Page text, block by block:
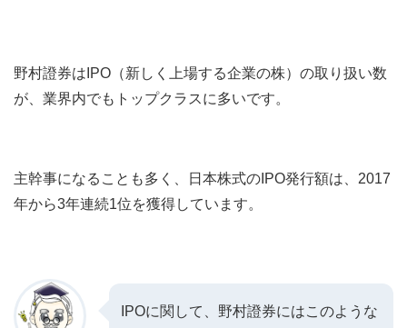
野村證券はIPO（新しく上場する企業の株）の取り扱い数
が、業界内でもトップクラスに多いです。
主幹事になることも多く、日本株式のIPO発行額は、2017
年から3年連続1位を獲得しています。
IPOに関して、野村證券にはこのような